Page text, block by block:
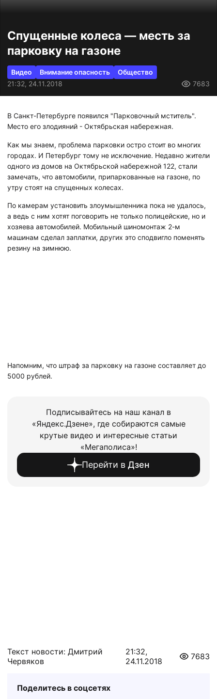
Спущенные колеса — месть за
парковку на газоне
Видео Внимание опасность
Общество
21:32, 24.11.2018
7683
В Санкт-Петербурге появился "Парковочный мститель".
Место его злодияний - Октябрьская набережная.
Как мы знаем, проблема парковки остро стоит во многих
городах. И Петербург тому не исключение. Недавно жители
одного из домов на Октябрьской набережной 122, стали
замечать, что автомобили, припаркованные на газоне, по
утру стоят на спущенных колесах.
По камерам установить злоумышленника пока не удалось,
а ведь с ним хотят поговорить не только полицейские, но и
хозяева автомобилей. Мобильный шиномонтаж 2-м
машинам сделал заплатки, других это сподвигло поменять
резину на зимнюю.
Напомним, что штраф за парковку на газоне составляет до
5000 рублей.
Подписывайтесь на наш канал в
«Яндекс.Дзене», где собираются самые
крутые видео и интересные статьи
«Мегаполиса»!
Перейти в Дзен
Текст новости: Дмитрий
Червяков
21:32,
24.11.2018
7683
Поделитесь в соцсетях